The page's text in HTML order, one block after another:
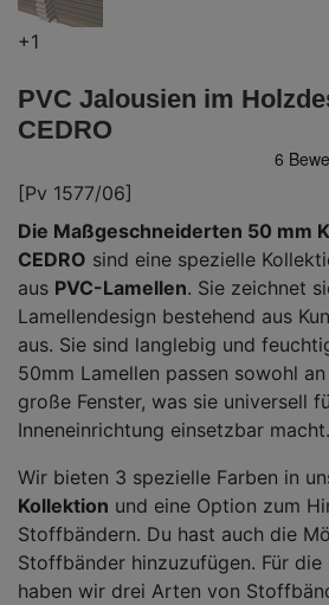
+1
PVC Jalousien im
CEDRO
[Pv 1577/06]
Die Maßgeschneiderten 50 mm
CEDRO sind eine spezielle
aus PVC-Lamellen. Sie zeichnet
Lamellendesign bestehend aus
aus. Sie sind langlebig und
50mm Lamellen passen sowohl
große Fenster, was sie universell
Inneneinrichtung einsetzbar macht.
Wir bieten 3 spezielle Farben in
Kollektion und eine Option zum
Stoffbändern. Du hast auch die
Stoffbänder hinzuzufügen. Für die
haben wir drei Arten von